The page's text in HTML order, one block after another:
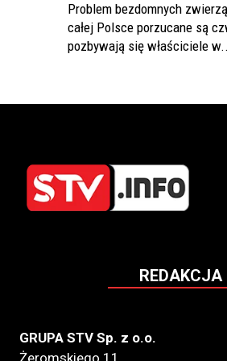
Problem bezdomnych
całej Polsce porzucane są
pozbywają się właściciele
REDAKCJA
GRUPA STV Sp. z o.o.